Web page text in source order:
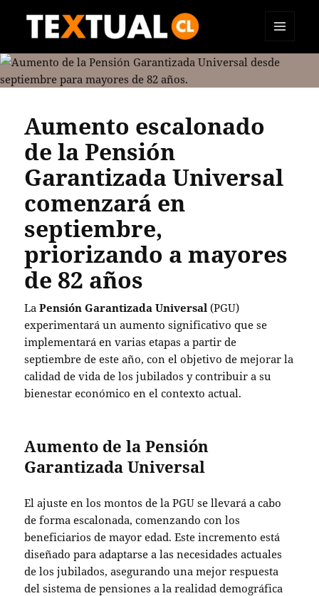
TEXTUAL
Y
Aumento escalonado
de la Pensión
Garantizada Universal
comenzará en
septiembre,
priorizando a mayores
de 82 años
LaPensión Garantizada Universal (PGU)
experimentará un aumento significativo que se
implementará en varias etapas a partir de
septiembre de este año, con el objetivo de mejorar la
calidad de vida de los jubilados y contribuir a su
bienestar económico en el contexto actual.
Aumento de la Pensión
Garantizada Universal
El ajuste en los montos de la PGU se llevará a cabo
de forma escalonada, comenzando con los
beneficiarios de mayor edad. Este incremento está
diseñado para adaptarse a las necesidades actuales
de los jubilados, asegurando una mejor respuesta
del sistema de pensiones a la realidad demográfica